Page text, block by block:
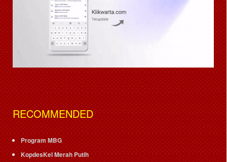
RECOMMENDED
Program MBG
KopdesKel Merah Putih